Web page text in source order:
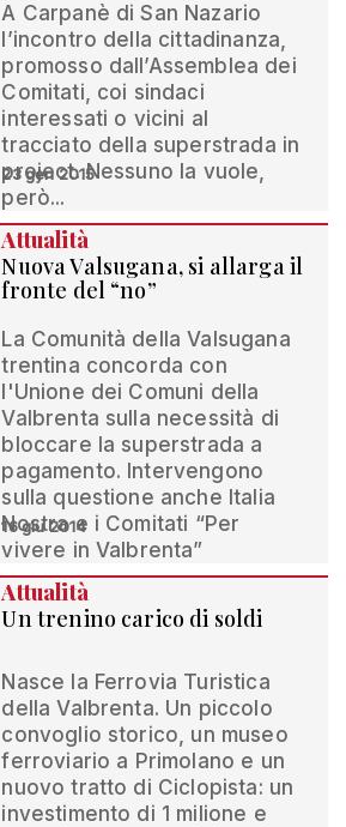
A Carpanè di San Nazario
l’incontro della cittadinanza,
promosso dall’Assemblea dei
Comitati, coi sindaci
interessati o vicini al
tracciato della superstrada in
project. Nessuno la vuole,
però...
23 gen 2015
Attualità
Nuova Valsugana, si allarga il
fronte del “no”
La Comunità della Valsugana
trentina concorda con
l'Unione dei Comuni della
Valbrenta sulla necessità di
bloccare la superstrada a
pagamento. Intervengono
sulla questione anche Italia
Nostra e i Comitati “Per
vivere in Valbrenta”
16 giu 2014
Attualità
Un trenino carico di soldi
Nasce la Ferrovia Turistica
della Valbrenta. Un piccolo
convoglio storico, un museo
ferroviario a Primolano e un
nuovo tratto di Ciclopista: un
investimento di 1 milione e